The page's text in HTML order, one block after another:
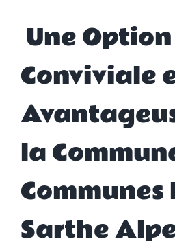
Une Option
Conviviale
la
Sarthe